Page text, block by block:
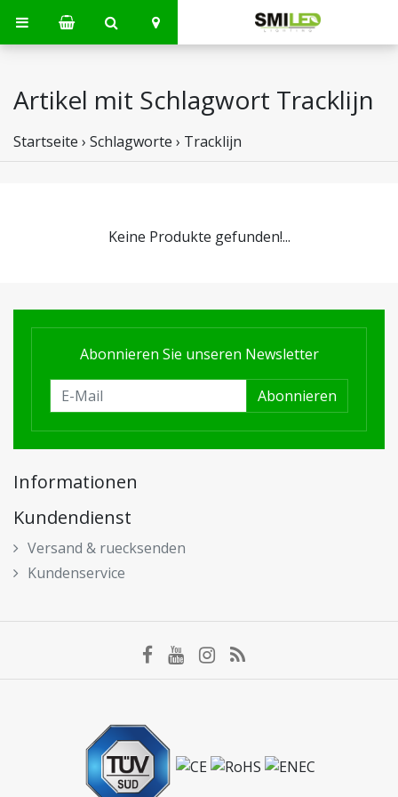
Artikel mit Schlagwort Tracklijn
Startseite › Schlagworte › Tracklijn
Keine Produkte gefunden!...
Abonnieren Sie unseren Newsletter
Abonnieren
Informationen
Kundendienst
Versand & ruecksenden
Kundenservice